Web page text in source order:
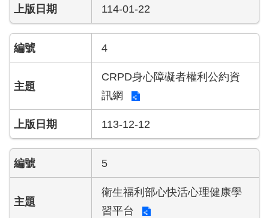
府
訊
公
開
公
公
開
區
計
114-01-22
4
CRPD身心障礙者權利公約資
訊網
113-12-12
5
衛生福利部心快活心理健康學
習平台